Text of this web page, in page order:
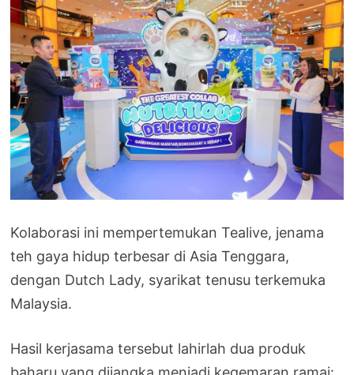
Kolaborasi ini mempertemukan Tealive, jenama
teh gaya hidup terbesar di Asia Tenggara,
dengan Dutch Lady, syarikat tenusu terkemuka
Malaysia.
Hasil kerjasama tersebut lahirlah dua produk